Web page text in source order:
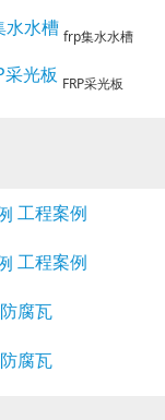
frp集水水槽
FRP采光板
工程案例
工程案例
防腐瓦
防腐瓦